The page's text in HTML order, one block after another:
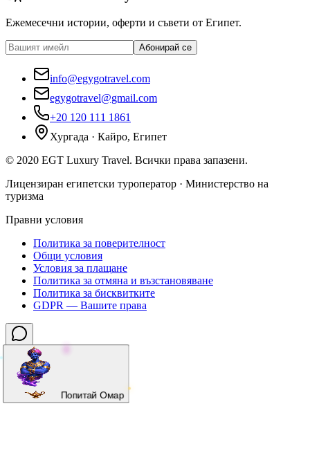
Ежемесечни истории, оферти и съвети от Египет.
Абонирай се
info@egygotravel.com
egygotravel@gmail.com
+20 120 111 1861
Хургада · Кайро, Египет
© 2020 EGT Luxury Travel. Всички права запазени.
Лицензиран египетски туроператор · Министерство на
туризма
Правни условия
Политика за поверителност
Общи условия
Условия за плащане
Политика за отмяна и възстановяване
Политика за бисквитките
GDPR — Вашите права
Попитай Омар